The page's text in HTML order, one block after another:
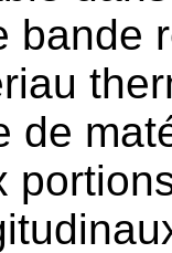
bande
de